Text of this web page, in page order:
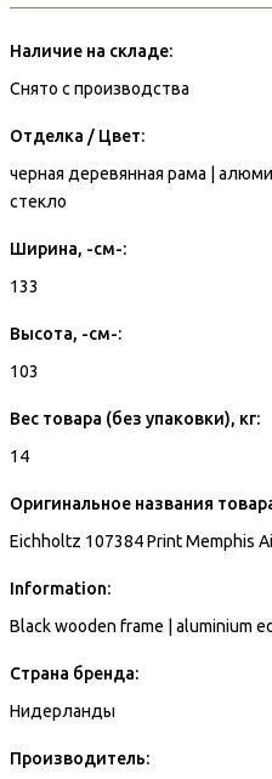
Наличие на складе:
Снято с производства
Отделка / Цвет:
черная деревянная рама |
стекло
Ширина, -см-:
133
Высота, -см-:
103
Вес товара (без упаковки), кг:
14
Оригинальное названия
Eichholtz 107384 Print Memphis
Information:
Black wooden frame | aluminium
Страна бренда:
Нидерланды
Производитель: